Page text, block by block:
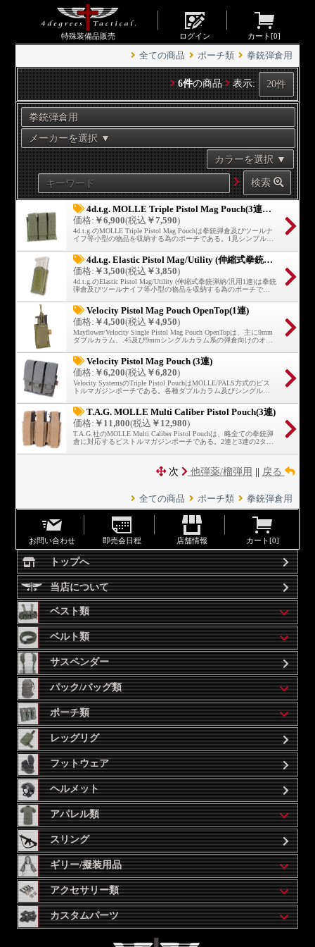
特殊装備品販売 ログイン カート[0]
全ての商品 ポーチ類 拳銃弾倉用
6件の商品 表示:
検索
4d.t.g. MOLLE Triple Pistol Mag Pouch(3連拳銃弾納)
価格: ￥6,900(税込 ￥7,590)
4d.t.g.のMOLLE Triple Pistol Mag Pouchは拳銃弾倉及びツールナ
イフ等小型の物品を収納する為のポーチである。1見シンプルな
4d.t.g. Elastic Pistol Mag/Utility (伸縮式拳銃弾納/汎用1連)
価格: ￥3,500(税込 ￥3,850)
4d.t.g.のElastic Pistol Mag/Utility (伸縮式拳銃弾納/汎用1連)は拳銃
弾倉及びツールナイフ等小型の物品を収納する為のポーチであ
る。
Velocity Pistol Mag Pouch OpenTop(1連)
価格: ￥4,500(税込 ￥4,950)
Mayflower/Velocity Single Pistol Mag Pouch OpenTopは、主に9mm
ダブルカラム、.45及び9mmシングルカラム系の弾倉向けのオー
ルカラムは対応不可となる。
Velocity Pistol Mag Pouch (3連)
価格: ￥6,200(税込 ￥6,820)
Velocity SystemsのTriple Pistol PouchはMOLLE/PALS方式のピス
トルマガジンポーチである。各種ダブルカラム及びシングルカ
T.A.G. MOLLE Multi Caliber Pistol Pouch(3連)
価格: ￥11,800(税込 ￥12,980)
T.A.G.社のMOLLE Multi Caliber Pistol Pouchは、略全ての拳銃弾
倉に対応するピストルマガジンポーチである。2連と3連の2タイ
次 他弾薬/榴弾用 || 戻る
全ての商品 ポーチ類 拳銃弾倉用
お問い合わせ 即売会日程 店舗情報 カート[0]
トップへ
当店について
ベスト類
ベルト類
サスペンダー
パック/バッグ類
ポーチ類
レッグリグ
フットウェア
ヘルメット
アパレル類
スリング
ギリー/擬装用品
アクセサリー類
カスタムパーツ